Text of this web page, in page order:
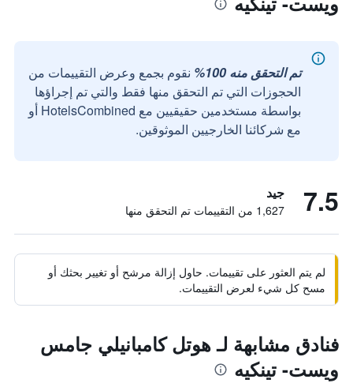
تم التحقق منه 100%
نقوم بجمع وعرض التقييمات من
الحجوزات التي تم التحقق منها فقط والتي تم إجراؤها
بواسطة مستخدمين حقيقيين مع HotelsCombined أو
مع شركائنا الخارجيين الموثوقين.
7.5 جيد
1,627 من التقييمات تم التحقق منها
لم يتم العثور على تقييمات. حاول إزالة مرشح أو تغيير بحثك أو
مسح كل شيء لعرض التقييمات.
فنادق مشابهة لـ هوتل كامبانيلي جامس
ويست- تينكيه